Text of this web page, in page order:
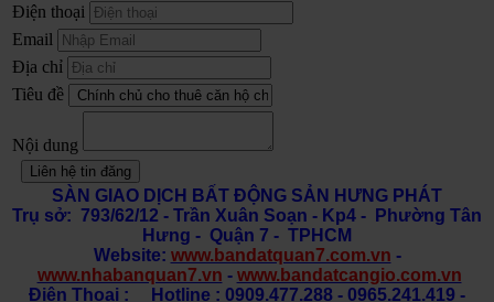
Điện thoại
Email
Địa chỉ
Tiêu đề
Nội dung
Liên hệ tin đăng
SÀN GIAO DỊCH BẤT ĐỘNG SẢN HƯNG PHÁT
Trụ sở: 793/62/12 - Trần Xuân Soạn - Kp4 - Phường Tân
Hưng - Quận 7 - TPHCM
Website: www.bandatquan7.com.vn -
www.nhabanquan7.vn - www.bandatcangio.com.vn
Điện Thoại : Hotline : 0909.477.288 - 0965.241.419 -